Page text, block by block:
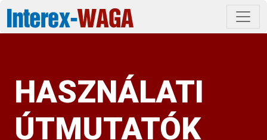
HASZNÁLATI
ÚTMUTATÓK